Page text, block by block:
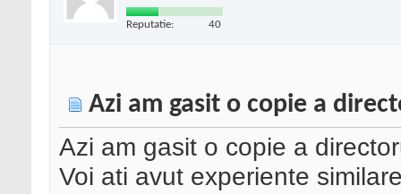
Reputatie: 40
Azi am gasit o copie a
Azi am gasit o copie a
Voi ati avut experiente